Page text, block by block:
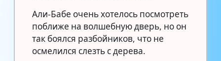
Али-Бабе очень хотелось посмотреть
поближе на волшебную дверь, но он
так боялся разбойников, что не
осмелился слезть с дерева.